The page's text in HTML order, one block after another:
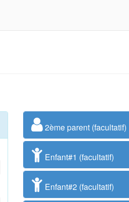
2ème parent (facultatif)
Enfant#1 (facultatif)
Enfant#2 (facultatif)